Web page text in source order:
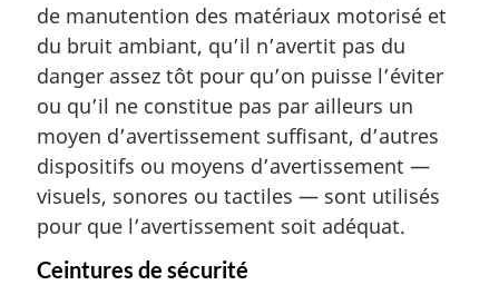
de manutention des matériaux motorisé et
du bruit ambiant, qu’il n’avertit pas du
danger assez tôt pour qu’on puisse l’éviter
ou qu’il ne constitue pas par ailleurs un
moyen d’avertissement suffisant, d’autres
dispositifs ou moyens d’avertissement —
visuels, sonores ou tactiles — sont utilisés
pour que l’avertissement soit adéquat.
Ceintures de sécurité